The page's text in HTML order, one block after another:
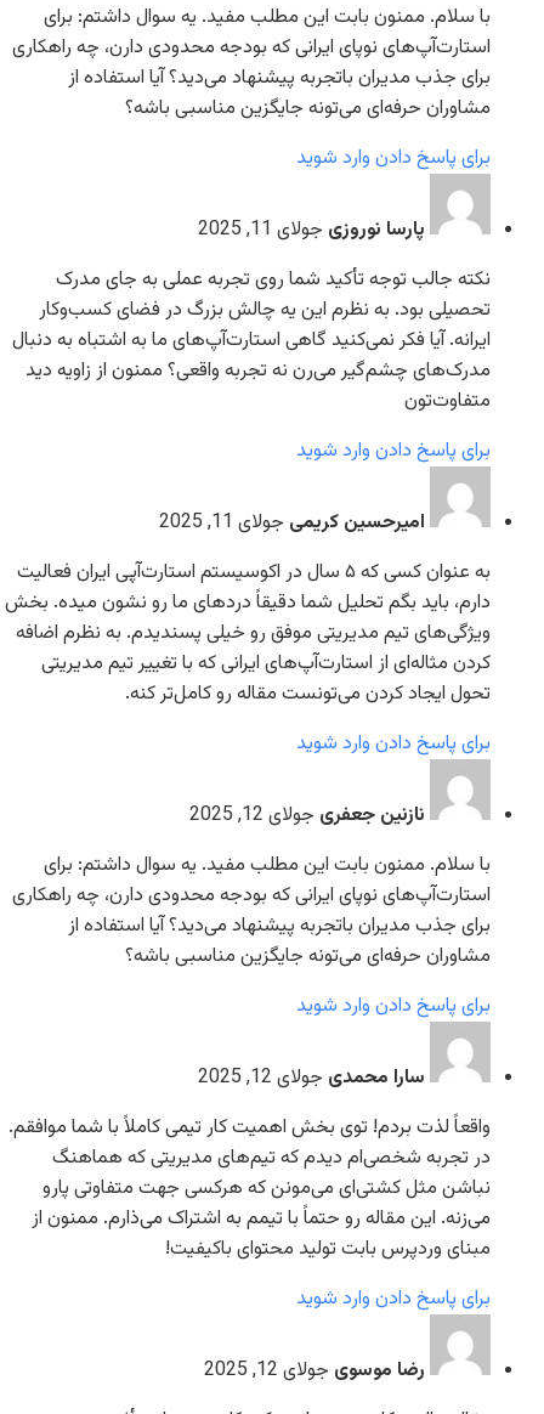
با سلام. ممنون بابت این مطلب مفید. یه سوال داشتم: برای
استارت‌آپ‌های نوپای ایرانی که بودجه محدودی دارن، چه راهکاری
برای جذب مدیران با‌تجربه پیشنهاد می‌دید؟ آیا استفاده از
مشاوران حرفه‌ای می‌تونه جایگزین مناسبی باشه؟
برای پاسخ دادن وارد شوید
پارسا نوروزی جولای 11, 2025
نکته جالب توجه تأکید شما روی تجربه عملی به جای مدرک
تحصیلی بود. به نظرم این یه چالش بزرگ در فضای کسب‌وکار
ایرانه. آیا فکر نمی‌کنید گاهی استارت‌آپ‌های ما به اشتباه به دنبال
مدرک‌های چشم‌گیر می‌رن نه تجربه واقعی؟ ممنون از زاویه دید
متفاوت‌تون
برای پاسخ دادن وارد شوید
امیرحسین کریمی جولای 11, 2025
به عنوان کسی که ۵ سال در اکوسیستم استارت‌آپی ایران فعالیت
دارم، باید بگم تحلیل شما دقیقاً دردهای ما رو نشون میده. بخش
ویژگی‌های تیم مدیریتی موفق رو خیلی پسندیدم. به نظرم اضافه
کردن مثاله‌ای از استارت‌آپ‌های ایرانی که با تغییر تیم مدیریتی
تحول ایجاد کردن می‌تونست مقاله رو کامل‌تر کنه.
برای پاسخ دادن وارد شوید
نازنین جعفری جولای 12, 2025
با سلام. ممنون بابت این مطلب مفید. یه سوال داشتم: برای
استارت‌آپ‌های نوپای ایرانی که بودجه محدودی دارن، چه راهکاری
برای جذب مدیران با‌تجربه پیشنهاد می‌دید؟ آیا استفاده از
مشاوران حرفه‌ای می‌تونه جایگزین مناسبی باشه؟
برای پاسخ دادن وارد شوید
سارا محمدی جولای 12, 2025
واقعاً لذت بردم! توی بخش اهمیت کار تیمی کاملاً با شما موافقم.
در تجربه شخصی‌ام دیدم که تیم‌های مدیریتی که هماهنگ
نباشن مثل کشتی‌ای می‌مونن که هرکسی جهت متفاوتی پارو
می‌زنه. این مقاله رو حتماً با تیمم به اشتراک می‌ذارم. ممنون از
مبنای وردپرس بابت تولید محتوای باکیفیت!
برای پاسخ دادن وارد شوید
رضا موسوی جولای 12, 2025